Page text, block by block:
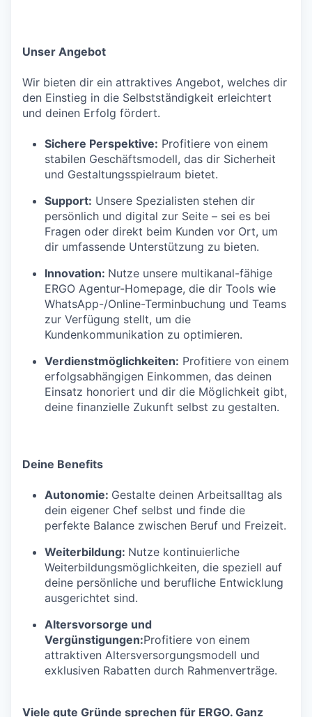
Unser Angebot
Wir bieten dir ein attraktives Angebot, welches dir
den Einstieg in die Selbstständigkeit erleichtert
und deinen Erfolg fördert.
Sichere Perspektive: Profitiere von einem
stabilen Geschäftsmodell, das dir Sicherheit
und Gestaltungsspielraum bietet.
Support: Unsere Spezialisten stehen dir
persönlich und digital zur Seite – sei es bei
Fragen oder direkt beim Kunden vor Ort, um
dir umfassende Unterstützung zu bieten.
Innovation: Nutze unsere multikanal-fähige
ERGO Agentur-Homepage, die dir Tools wie
WhatsApp-/Online-Terminbuchung und Teams
zur Verfügung stellt, um die
Kundenkommunikation zu optimieren.
Verdienstmöglichkeiten: Profitiere von einem
erfolgsabhängigen Einkommen, das deinen
Einsatz honoriert und dir die Möglichkeit gibt,
deine finanzielle Zukunft selbst zu gestalten.
Deine Benefits
Autonomie: Gestalte deinen Arbeitsalltag als
dein eigener Chef selbst und finde die
perfekte Balance zwischen Beruf und Freizeit.
Weiterbildung: Nutze kontinuierliche
Weiterbildungsmöglichkeiten, die speziell auf
deine persönliche und berufliche Entwicklung
ausgerichtet sind.
Altersvorsorge und
Vergünstigungen:Profitiere von einem
attraktiven Altersversorgungsmodell und
exklusiven Rabatten durch Rahmenverträge.
Viele gute Gründe sprechen für ERGO. Ganz